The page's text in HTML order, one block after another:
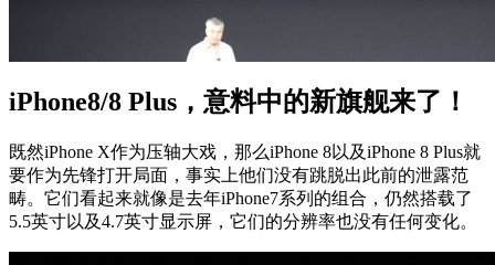
iPhone8/8 Plus，意料中的新旗舰来了！
既然iPhone X作为压轴大戏，那么iPhone 8以及iPhone 8 Plus就
要作为先锋打开局面，事实上他们没有跳脱出此前的泄露范
畴。它们看起来就像是去年iPhone7系列的组合，仍然搭载了
5.5英寸以及4.7英寸显示屏，它们的分辨率也没有任何变化。